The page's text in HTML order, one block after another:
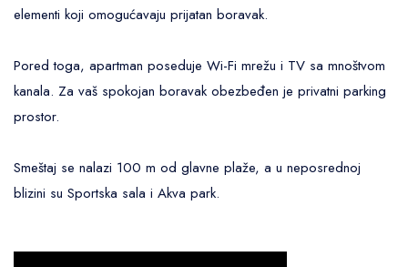
elementi koji omogućavaju prijatan boravak.
Pored toga, apartman poseduje Wi-Fi mrežu i TV sa mnoštvom
kanala. Za vaš spokojan boravak obezbeđen je privatni parking
prostor.
Smeštaj se nalazi 100 m od glavne plaže, a u neposrednoj
blizini su Sportska sala i Akva park.